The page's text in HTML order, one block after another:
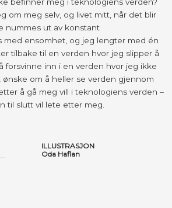
befinner meg i teknologiens verden?
om meg selv, og livet mitt, når det blir
nummes ut av konstant
med ensomhet, og jeg lengter med én
tilbake til en verden hvor jeg slipper å
forsvinne inn i en verden hvor jeg ikke
ønske om å heller se verden gjennom
å gå meg vill i teknologiens verden –
til slutt vil lete etter meg.
ILLUSTRASJON
Oda Haflan